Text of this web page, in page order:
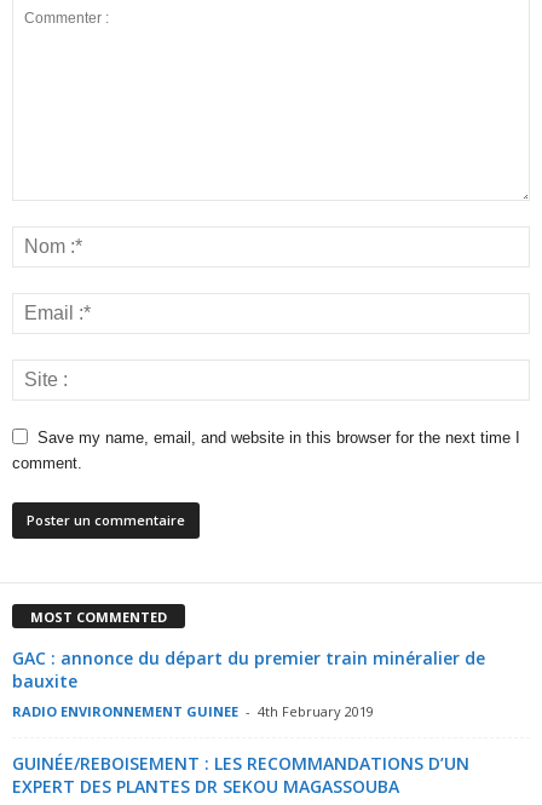
Save my name, email, and website in this browser for the next time I
comment.
MOST COMMENTED
GAC : annonce du départ du premier train minéralier de
bauxite
RADIO ENVIRONNEMENT GUINEE - 4th February 2019
GUINÉE/REBOISEMENT : LES RECOMMANDATIONS D’UN
EXPERT DES PLANTES DR SEKOU MAGASSOUBA